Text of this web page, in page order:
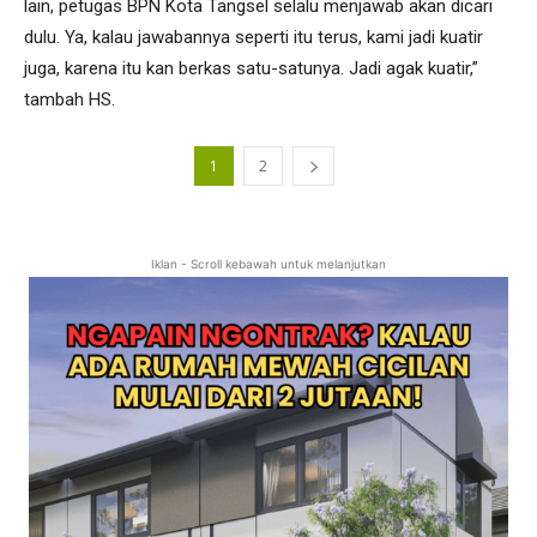
lain, petugas BPN Kota Tangsel selalu menjawab akan dicari
dulu. Ya, kalau jawabannya seperti itu terus, kami jadi kuatir
juga, karena itu kan berkas satu-satunya. Jadi agak kuatir,”
tambah HS.
1 2
Iklan - Scroll kebawah untuk melanjutkan